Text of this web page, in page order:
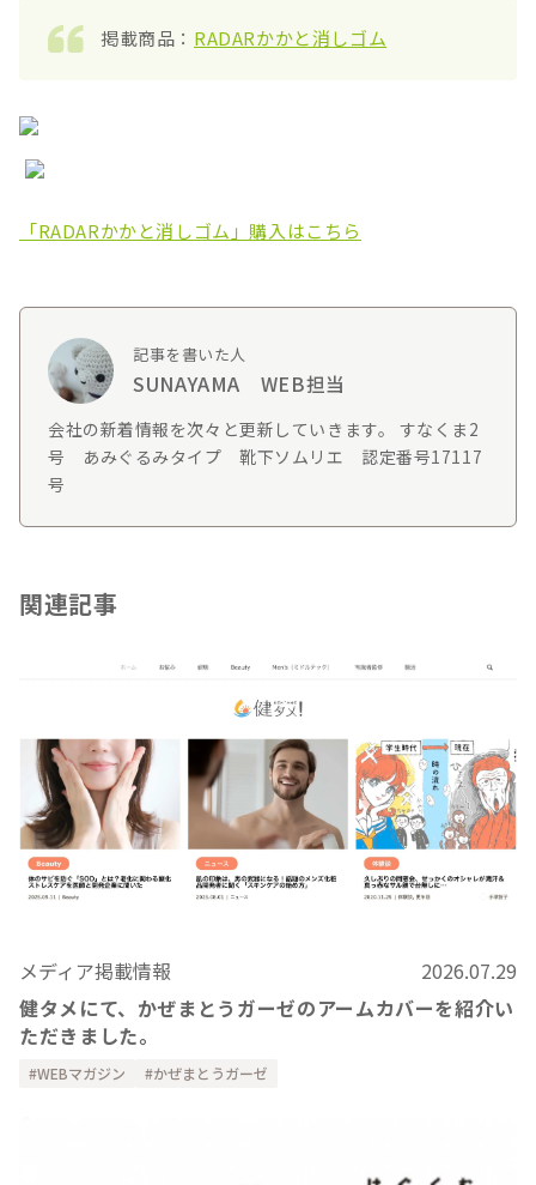
掲載商品： RADARかかと消しゴム
「RADARかかと消しゴム」購入はこちら
記事を書いた人
SUNAYAMA WEB担当
会社の新着情報を次々と更新していきます。 すなくま2
号 あみぐるみタイプ 靴下ソムリエ 認定番号17117
号
関連記事
メディア掲載情報
2026.07.29
健タメにて、かぜまとうガーゼのアームカバーを紹介い
ただきました。
WEBマガジン かぜまとうガーゼ